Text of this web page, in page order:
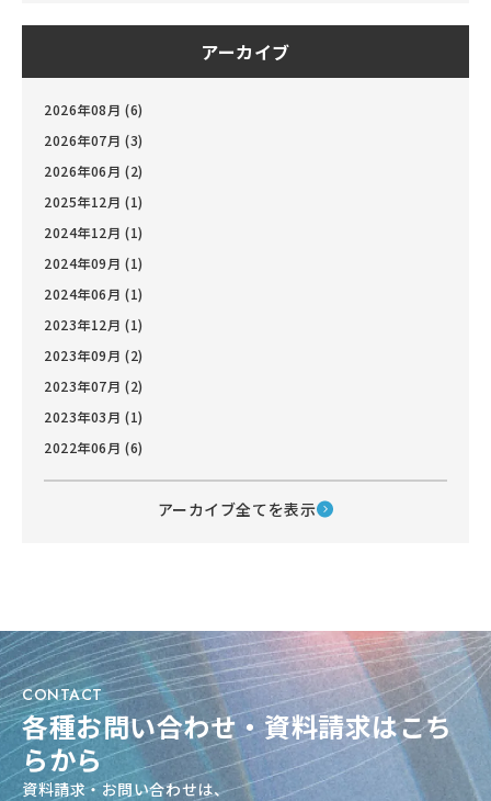
アーカイブ
2026年08月 (6)
2026年07月 (3)
2026年06月 (2)
2025年12月 (1)
2024年12月 (1)
2024年09月 (1)
2024年06月 (1)
2023年12月 (1)
2023年09月 (2)
2023年07月 (2)
2023年03月 (1)
2022年06月 (6)
アーカイブ全てを表示
CONTACT
各種お問い合わせ・資料請求はこち
らから
資料請求・お問い合わせは、